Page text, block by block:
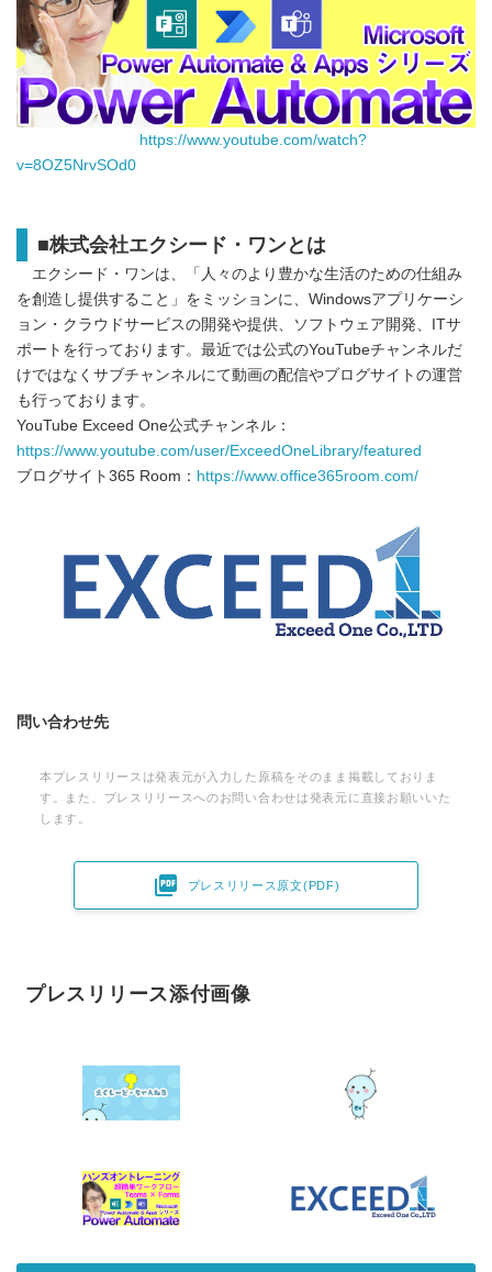
https://www.youtube.com/watch?
v=8OZ5NrvSOd0
■株式会社エクシード・ワンとは
エクシード・ワンは、「人々のより豊かな生活のための仕組み
を創造し提供すること」をミッションに、Windowsアプリケーシ
ョン・クラウドサービスの開発や提供、ソフトウェア開発、ITサ
ポートを行っております。最近では公式のYouTubeチャンネルだ
けではなくサブチャンネルにて動画の配信やブログサイトの運営
も行っております。
YouTube Exceed One公式チャンネル：
https://www.youtube.com/user/ExceedOneLibrary/featured
ブログサイト365 Room： https://www.office365room.com/
問い合わせ先
本プレスリリースは発表元が入力した原稿をそのまま掲載しておりま
す。また、プレスリリースへのお問い合わせは発表元に直接お願いいた
します。
 プレスリリース原文(PDF)
プレスリリース添付画像